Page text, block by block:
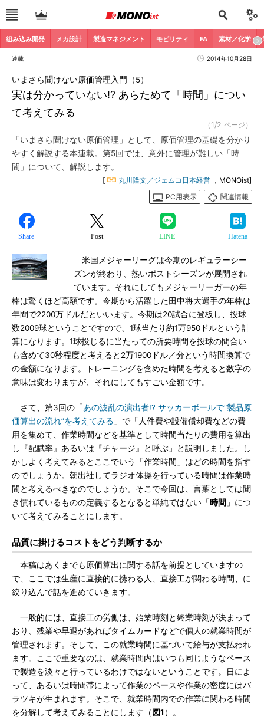
組み込み開発 メカ設計 製造マネジメント モビリティ FA 素材／化学
連載 2014年10月28日
実は分かっていない!? あらためて「時間」につい
て考えてみる
いまさら聞けない原価管理入門（5）
（1/2 ページ）
「いまさら聞けない原価管理」として、原価管理の基礎を分かり
やすく解説する本連載。第5回では、意外に管理が難しい「時
間」について、解説します。
[ 丸川隆文／ジェムコ日本経営 ，MONOist]
PC用表示
関連情報
Share Post LINE Hatena
米国メジャーリーグは今期のレギュラーシー
ズンが終わり、熱いポストシーズンが展開され
ています。それにしてもメジャーリーガーの年
棒は驚くほど高額です。今期から活躍した田中将大選手の年棒は
年間で2200万ドルだといいます。今期は20試合に登板し、投球
数2009球ということですので、1球当たり約1万950ドルという計
算になります。1球投じるに当たっての所要時間を投球の間合い
も含めて30秒程度と考えると2万1900ドル／分という時間換算で
の金額になります。トレーニングを含めた時間を考えると数字の
意味は変わりますが、それにしてもすごい金額です。
さて、第3回の「あの波乱の演出者!? サッカーボールで“製品原
価算出の流れ”を考えてみる 」で「人件費や設備償却費などの費
用を集めて、作業時間などを基準として時間当たりの費用を算出
し『配賦率』あるいは『チャージ』と呼ぶ」と説明しました。し
かしよく考えてみるとここでいう「作業時間」はどの時間を指す
のでしょうか。朝出社してラジオ体操を行っている時間は作業時
間と考えるべきなのでしょうか。そこで今回は、言葉としては聞
き慣れているものの定義するとなると単純ではない「時間 」につ
いて考えてみることにします。
品質に掛けるコストをどう判断するか
本稿はあくまでも原価算出に関する話を前提としていますの
で、ここでは生産に直接的に携わる人、直接工が関わる時間、に
絞り込んで話を進めていきます。
一般的には、直接工の労働は、始業時刻と終業時刻が決まって
おり、残業や早退があればタイムカードなどで個人の就業時間が
管理されます。そして、この就業時間に基づいて給与が支払われ
ます。ここで重要なのは、就業時間内はいつも同じようなペース
で製造を淡々と行っているわけではないということです。日によ
って、あるいは時間帯によって作業のペースや作業の密度にはバ
ラツキが生まれます。そこで、就業時間内での作業に関わる時間
を分解して考えてみることにします（ 図1 ）。